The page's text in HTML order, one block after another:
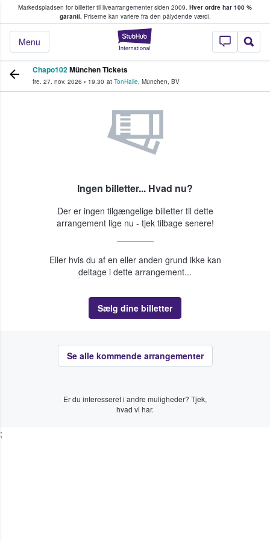
Markedspladsen for billetter til livearrangementer siden 2009. Hver ordre har 100 %
garanti.Priserne kan variere fra den pålydende værdi.
StubHub - Hvor
Menu
køber og sælger billetter
Chapo102München Tickets
fre. 27. nov. 2026 • 19.30 at TonHalle, München, BV
Ingen billetter... Hvad nu?
Der er ingen tilgængelige billetter til dette
arrangement lige nu - tjek tilbage senere!
Eller hvis du af en eller anden grund ikke kan
deltage i dette arrangement...
Sælg dine billetter
Se alle kommende arrangementer
Er du interesseret i andre muligheder? Tjek,
hvad vi har.
;